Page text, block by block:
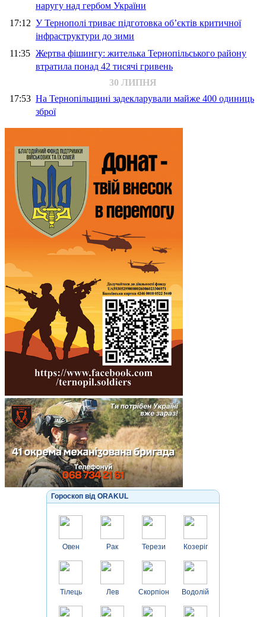
наругу над гербом України
17:12 У Тернополі триває підготовка об’єктів критичної
інфраструктури до зими
11:35 Жертва фішингу: жителька Тернопільського району
втратила понад 42 тисячі гривень
30 ЛИПНЯ
17:53 На Тернопільщині задекларували майже 400 одиниць
зброї
Гороскоп від ORAKUL
Овен
Тілець
Рак
Лев
Терези
Скорпіон
Козеріг
Водолій